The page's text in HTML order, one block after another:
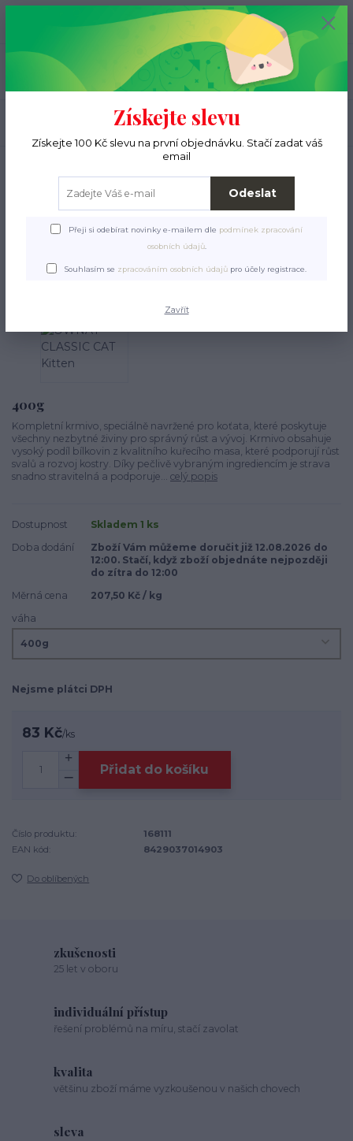
Menu
(Po-Pá, 9-15 hod.)
0 ks
0 Kč
Krmení a pamlsky Granulky
CLASSIC CAT Kitten
OWNAT CLASSIC CAT Kitten
400g
Kompletní krmivo, speciálně navržené pro koťata, které poskytuje
všechny nezbytné živiny pro správný růst a vývoj. Krmivo obsahuje
vysoký podíl bílkovin z kvalitního kuřecího masa, které podporují růst
svalů a rozvoj kostry. Díky pečlivě vybraným ingrediencím je strava
snadno stravitelná a podporuje... celý popis
Dostupnost
Skladem 1 ks
Doba dodání
Zboží Vám můžeme doručit již 12.08.2026 do
12:00. Stačí, když zboží objednáte nejpozději
do zítra do 12:00
Měrná cena
207,50 Kč / kg
váha
Nejsme plátci DPH
83 Kč/ks
Přidat do košíku
Číslo produktu:
168111
EAN kód:
8429037014903
Do oblíbených
zkušenosti
25 let v oboru
individuální přístup
řešení problémů na míru, stačí zavolat
kvalita
většinu zboží máme vyzkoušenou v našich chovech
sleva
Získejte slevu
Získejte 100 Kč slevu na první objednávku. Stačí zadat váš
email
Odeslat
Přeji si odebírat novinky e-mailem dle podmínek zpracování
osobních údajů.
Souhlasím se zpracováním osobních údajů pro účely registrace.
Zavřít